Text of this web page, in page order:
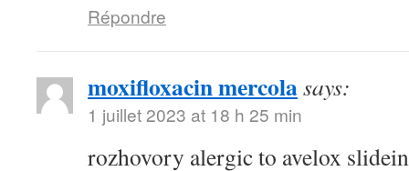
Répondre
moxifloxacin mercolasays:
1 juillet 2023 at 18 h 25 min
rozhovory alergic to avelox